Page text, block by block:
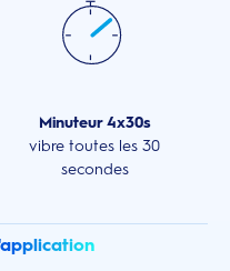
Minuteur 4x30s
vibre toutes les 30
secondes